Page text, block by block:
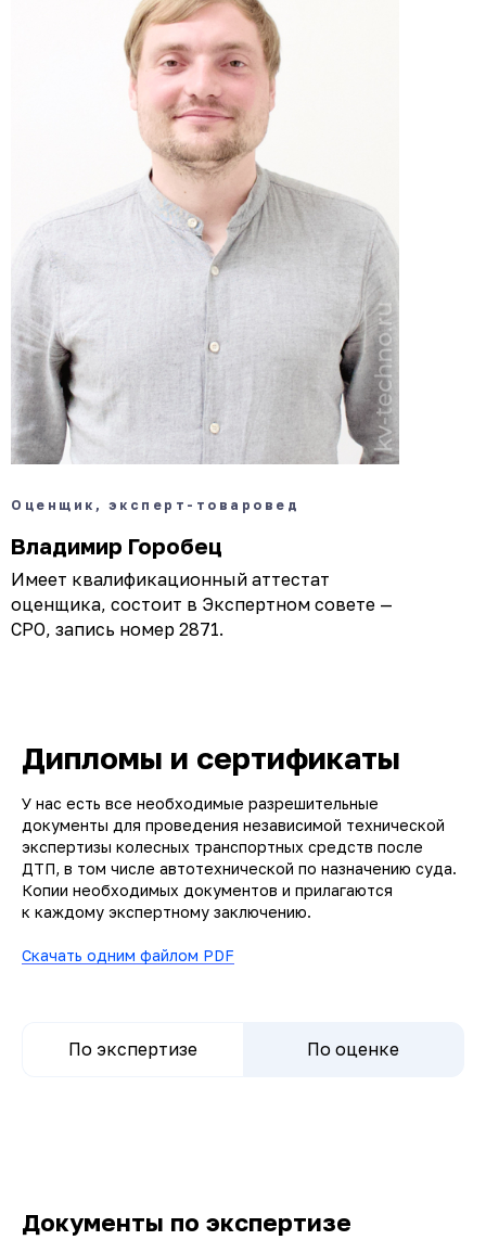
Оценщик, эксперт-товаровед
Владимир Горобец
Имеет квалификационный аттестат
оценщика, состоит в Экспертном совете —
СРО, запись номер 2871.
Дипломы и сертификаты
У нас есть все необходимые разрешительные
документы для проведения независимой технической
экспертизы колесных транспортных средств после
ДТП, в том числе автотехнической по назначению суда.
Копии необходимых документов и прилагаются
к каждому экспертному заключению.
Скачать одним файлом PDF
По экспертизе По оценке
Документы по экспертизе